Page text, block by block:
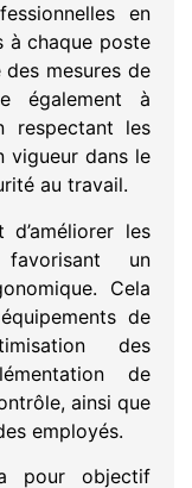
en
à chaque poste
mesures de
également à
respectant les
vigueur dans le
au travail.
les
un
Cela
de
des
de
ainsi que
employés.
pour objectif